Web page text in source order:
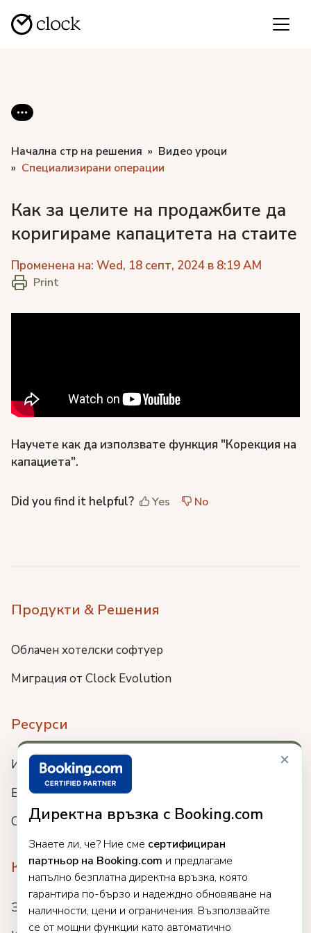
×
Директна връзка с Booking.com
Знаете ли, че? Ние сме сертифициран
партньор на Booking.com и предлагаме
напълно безплатна директна връзка, която
гарантира по-бързо и надеждно обновяване на
наличности, цени и ограничения. Възползвайте
се от мощни функции като автоматично
Начална стр на решения
Видео уроци
Специализирани операции
Как за целите на продажбите да
коригираме капацитета на стаите
Променена на: Wed, 18 септ, 2024 в 8:19 AM
Print
Научете как да използвате функция "Корекция на
капациета".
Did you find it helpful? Yes No
Продукти & Решения
Облачен хотелски софтуер
Миграция от Clock Evolution
Ресурси
Интеграции
Блог
Събития
Компания
За нас